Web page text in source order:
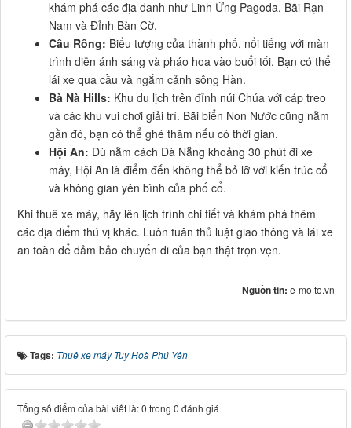
khám phá các địa danh như Linh Ứng Pagoda, Bãi Rạn
Nam và Đỉnh Bàn Cờ.
Cầu Rồng: Biểu tượng của thành phố, nổi tiếng với màn
trình diễn ánh sáng và pháo hoa vào buổi tối. Bạn có thể
lái xe qua cầu và ngắm cảnh sông Hàn.
Bà Nà Hills: Khu du lịch trên đỉnh núi Chúa với cáp treo
và các khu vui chơi giải trí. Bãi biển Non Nước cũng nằm
gần đó, bạn có thể ghé thăm nếu có thời gian.
Hội An: Dù nằm cách Đà Nẵng khoảng 30 phút đi xe
máy, Hội An là điểm đến không thể bỏ lỡ với kiến trúc cổ
và không gian yên bình của phố cổ.
Khi thuê xe máy, hãy lên lịch trình chi tiết và khám phá thêm
các địa điểm thú vị khác. Luôn tuân thủ luật giao thông và lái xe
an toàn để đảm bảo chuyến đi của bạn thật trọn vẹn.
Nguồn tin: e-mo to.vn
Tags: Thuê xe máy Tuy Hoà Phú Yên
Tổng số điểm của bài viết là: 0 trong 0 đánh giá